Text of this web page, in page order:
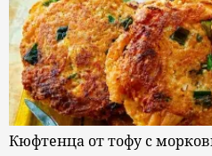
Кюфтенца от тофу с